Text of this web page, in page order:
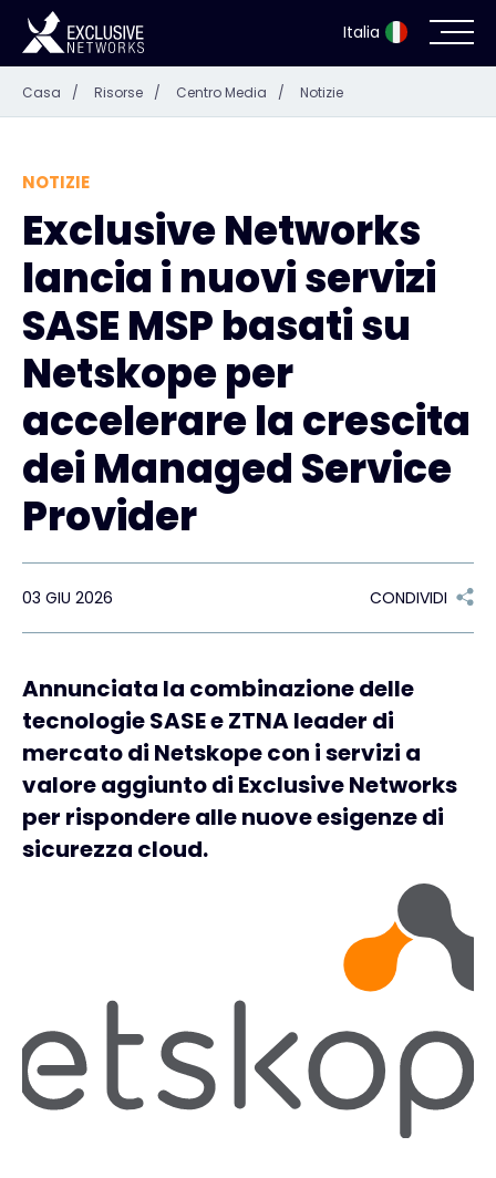
Italia
Sicurezza informatica
Ecosistema
Risorse
Azienda
Portale dei partner
Accesso Exclusive Access
#weareexclusive
Casa / Risorse / Centro Media / Notizie
NOTIZIE
Exclusive Networks
lancia i nuovi servizi
SASE MSP basati su
Netskope per
accelerare la crescita
dei Managed Service
Provider
03 GIU 2026 CONDIVIDI
Annunciata la combinazione delle
tecnologie SASE e ZTNA leader di
mercato di Netskope con i servizi a
valore aggiunto di Exclusive Networks
per rispondere alle nuove esigenze di
sicurezza cloud.